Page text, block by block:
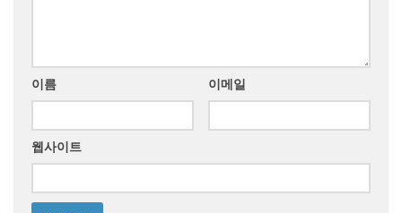
이름 이메일
웹사이트